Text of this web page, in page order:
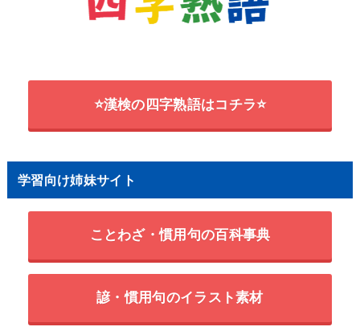
⭐漢検の四字熟語はコチラ⭐
学習向け姉妹サイト
ことわざ・慣用句の百科事典
諺・慣用句のイラスト素材